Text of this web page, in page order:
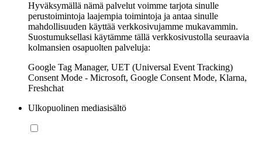
Hyväksymällä nämä palvelut voimme tarjota sinulle
perustoimintoja laajempia toimintoja ja antaa sinulle
mahdollisuuden käyttää verkkosivujamme mukavammin.
Suostumuksellasi käytämme tällä verkkosivustolla seuraavia
kolmansien osapuolten palveluja:
Google Tag Manager, UET (Universal Event Tracking)
Consent Mode - Microsoft, Google Consent Mode, Klarna,
Freshchat
Ulkopuolinen mediasisältö